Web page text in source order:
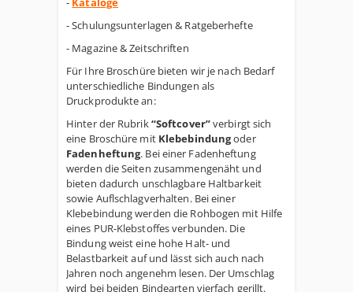
- Schulungsunterlagen & Ratgeberhefte
- Magazine & Zeitschriften
Für Ihre Broschüre bieten wir je nach Bedarf
unterschiedliche Bindungen als
Druckprodukte an:
Hinter der Rubrik“Softcover”verbirgt sich
eine Broschüre mit Klebebindungoder
Fadenheftung. Bei einer Fadenheftung
werden die Seiten zusammengenäht und
bieten dadurch unschlagbare Haltbarkeit
sowie Auflschlagverhalten. Bei einer
Klebebindung werden die Rohbogen mit Hilfe
eines PUR-Klebstoffes verbunden. Die
Bindung weist eine hohe Halt- und
Belastbarkeit auf und lässt sich auch nach
Jahren noch angenehm lesen. Der Umschlag
wird bei beiden Bindearten vierfach gerillt.